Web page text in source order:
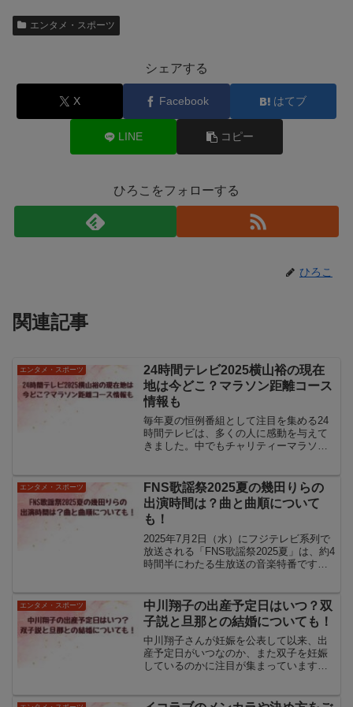
エンタメ・スポーツ
シェアする
X Facebook はてブ
LINE コピー
ひろこをフォローする
ひろこ
関連記事
エンタメ・スポーツ
24時間テレビ2025横山裕の現在
地は今どこ？マラソン距離コース
情報も
毎年夏の恒例番組として注目を集める24
時間テレビは、多くの人に感動を与えて
きました。中でもチャリティーマラソン
す。24時間テレビ2025では、SUPER
EIGHTの横山...
エンタメ・スポーツ
FNS歌謡祭2025夏の幾田りらの
出演時間は？曲と曲順について
も！
2025年7月2日（水）にフジテレビ系列で
放送される「FNS歌謡祭2025夏」は、約4
時間半にわたる生放送の音楽特番です。
ストが出演することで大きな話題となっ
ています。...
エンタメ・スポーツ
中川翔子の出産予定日はいつ？双
子説と旦那との結婚についても！
中川翔子さんが妊娠を公表して以来、出
産予定日がいつなのか、また双子を妊娠
しているのかに注目が集まっています。
お腹の大きさや近影から予想する声が多